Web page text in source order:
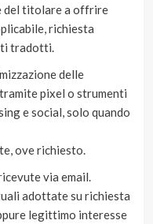
del titolare a offrire
richiesta
tradotti.
delle
pixel o strumenti
e social, solo quando
ove richiesto.
via email.
adottate su richiesta
legittimo interesse